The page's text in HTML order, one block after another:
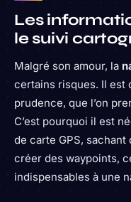
Les
le suivi
Malgré son amour, la
certains risques. Il est
prudence, que l’on
C’est pourquoi il est
de carte GPS,
créer des waypoints,
indispensables à une